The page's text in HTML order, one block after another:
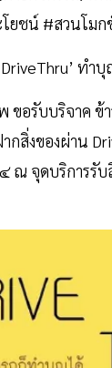
ยชน์ #สวนโมก
ทำบุ
ขอรับบริจาค ข้
กสิ่งของผ่าน
ณ จุดบริการรับ